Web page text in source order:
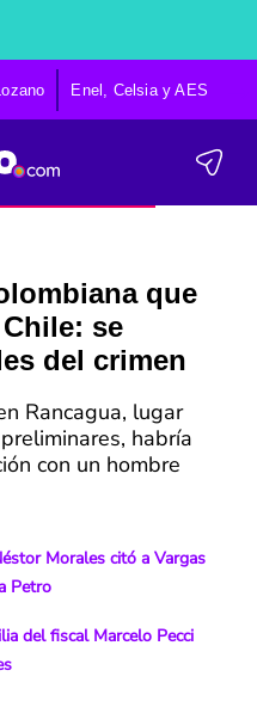
Enel, Celsia y AES
que
se
del crimen
Rancagua, lugar
habría
con un hombre
Morales citó a Vargas
Petro
del fiscal Marcelo Pecci